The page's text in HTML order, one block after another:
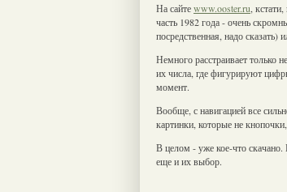
На сайтеwww.ooster.ru ,
часть 1982 года - очень
посредственная, надо сказать)
Немного расстраивает только
их числа, где фигурируют
момент.
Вообще, с навигацией все
картинки, которые не
В целом - уже кое-что скачано.
еще и их выбор.